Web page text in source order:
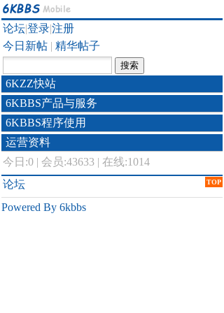
论坛|登录|注册
今日新帖 | 精华帖子
6KZZ快站
6KBBS产品与服务
6KBBS程序使用
运营资料
今日:0 | 会员:43633 | 在线:1014
TOP
论坛
Powered By 6kbbs